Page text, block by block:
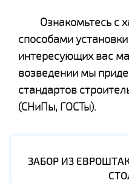
Ознакомьтесь с
способами
интересующих вас
возведении мы
стандартов
(СНиПы, ГОСТы).
ЗАБОР ИЗ